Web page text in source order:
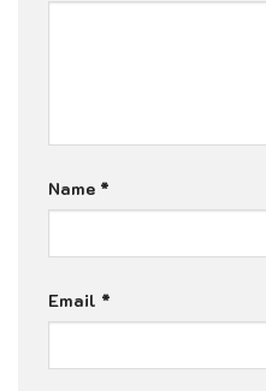
Name *
Email *